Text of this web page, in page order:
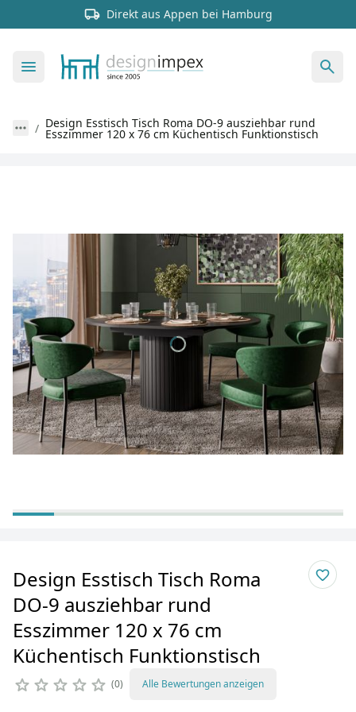
Direkt aus Appen bei Hamburg
Design Esstisch Tisch Roma DO-9 ausziehbar rund
Esszimmer 120 x 76 cm Küchentisch Funktionstisch
Design Esstisch Tisch Roma
DO-9 ausziehbar rund
Esszimmer 120 x 76 cm
Küchentisch Funktionstisch
0 Alle Bewertungen anzeigen